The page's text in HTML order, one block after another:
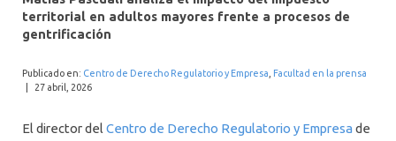
INTERNACIONAL
territorial en adultos mayores frente a procesos de
gentrificación
Publicado en: Centro de Derecho Regulatorio y Empresa Facultad en la prensa
27 abril, 2026
El director del Centro de Derecho Regulatorio y Empresa de